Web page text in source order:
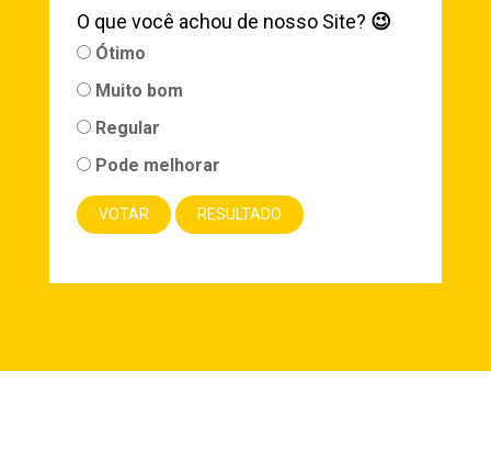
O que você achou de nosso Site? 😉
Ótimo
Muito bom
Regular
Pode melhorar